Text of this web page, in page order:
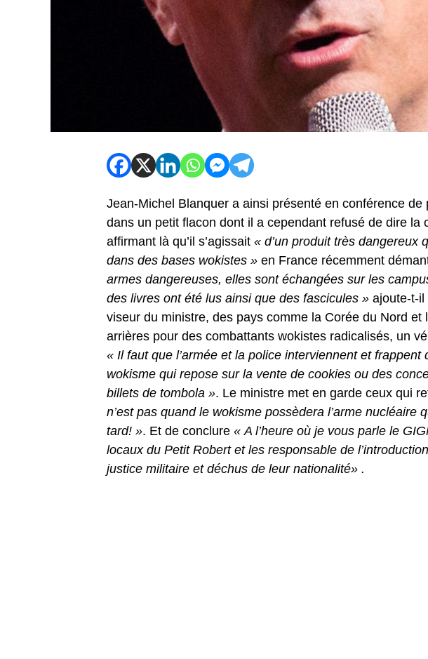
Jean-Michel Blanquer a ainsi présenté en conférence de
dans un petit flacon dont il a cependant refusé de dire la
affirmant là qu’il s’agissait « d’un produit très dangereux
dans des bases wokistes » en France récemment
armes dangereuses, elles sont échangées sur les
des livres ont été lus ainsi que des fascicules » ajoute-t-il
viseur du ministre, des pays comme la Corée du Nord et
arrières pour des combattants wokistes radicalisés, un
« Il faut que l’armée et la police interviennent et frappent
wokisme qui repose sur la vente de cookies ou des
billets de tombola ». Le ministre met en garde ceux qui
n’est pas quand le wokisme possèdera l’arme nucléaire
tard! ». Et de conclure « A l’heure où je vous parle le
locaux du Petit Robert et les responsable de
justice militaire et déchus de leur nationalité» .